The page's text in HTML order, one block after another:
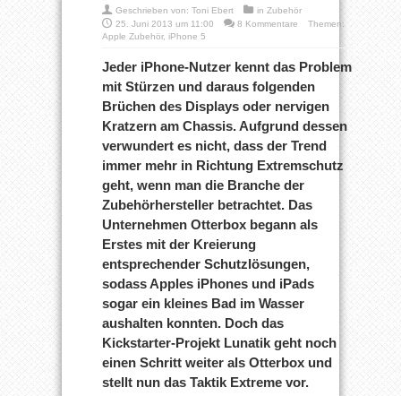
Geschrieben von: Toni Ebert in Zubehör
25. Juni 2013 um 11:00
8 Kommentare
Themen:
Apple Zubehör, iPhone 5
Jeder iPhone-Nutzer kennt das Problem
mit Stürzen und daraus folgenden
Brüchen des Displays oder nervigen
Kratzern am Chassis. Aufgrund dessen
verwundert es nicht, dass der Trend
immer mehr in Richtung Extremschutz
geht, wenn man die Branche der
Zubehörhersteller betrachtet. Das
Unternehmen Otterbox begann als
Erstes mit der Kreierung
entsprechender Schutzlösungen,
sodass Apples iPhones und iPads
sogar ein kleines Bad im Wasser
aushalten konnten. Doch das
Kickstarter-Projekt Lunatik geht noch
einen Schritt weiter als Otterbox und
stellt nun das Taktik Extreme vor.